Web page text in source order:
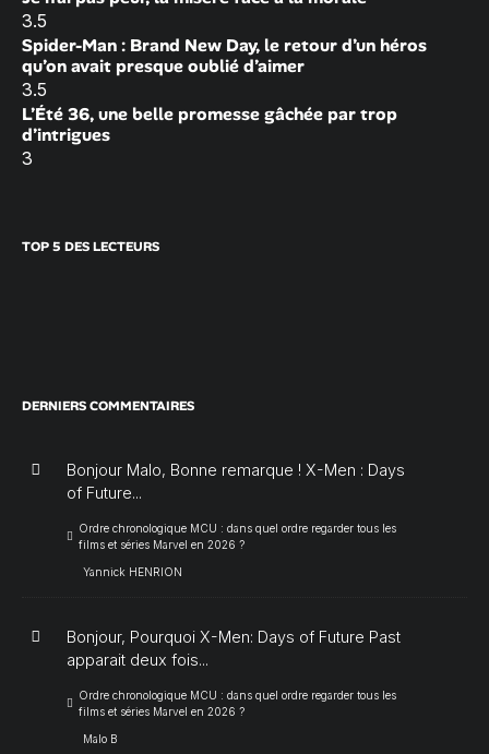
3.5
Spider-Man : Brand New Day, le retour d’un héros
qu’on avait presque oublié d’aimer
3.5
L’Été 36, une belle promesse gâchée par trop
d’intrigues
3
TOP 5 DES LECTEURS
DERNIERS COMMENTAIRES
Bonjour Malo, Bonne remarque ! X-Men : Days
of Future...
Ordre chronologique MCU : dans quel ordre regarder tous les
films et séries Marvel en 2026 ?
Yannick HENRION
Bonjour, Pourquoi X-Men: Days of Future Past
apparait deux fois...
Ordre chronologique MCU : dans quel ordre regarder tous les
films et séries Marvel en 2026 ?
Malo B